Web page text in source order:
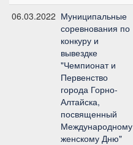
06.03.2022 Муниципальные
соревнования по
конкуру и
вывездке
"Чемпионат и
Первенство
города Горно-
Алтайска,
посвященный
Международному
женскому Дню"